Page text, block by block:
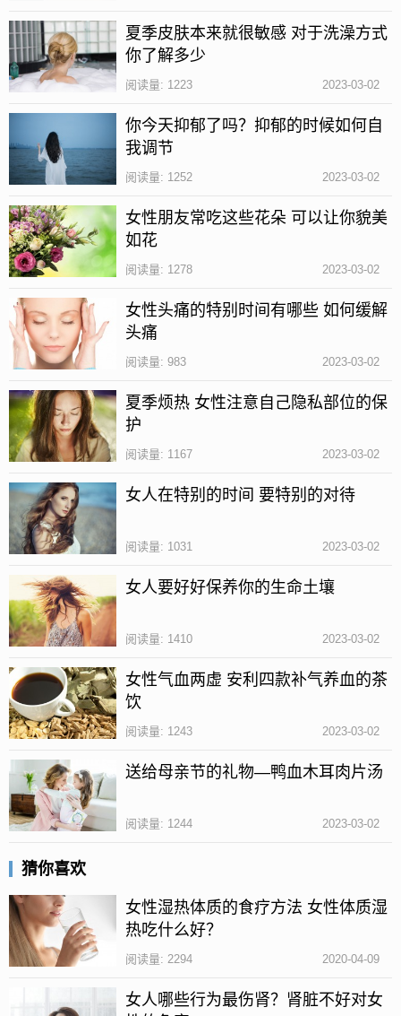
2、赤小豆
赤小豆不仅是一种营养食材，还是一种中药材，具有
食用，具有极好的保健作用。
3、薏米
薏米是我们都非常熟悉的除湿的食材，适用于湿热体
质、水肿、以及风湿病患者食用，具有极好的利水除
湿、健脾的作用。
女性湿热体质不适合吃什么?
1、不宜吃甜食
湿热体质的人群应该少吃甜食，甜食对于女性来说不
康，所以大家在日常生活中要少吃档案、点心、饮料
等甜食。
很多人都喜欢喝酒，但是喝酒对于湿热体质的人群来
说是大忌，湿热体质的人喝酒会加重体质的湿热问
题，对于身体健康不利。
为什么会导致湿热体质?
1、生活环境导致
很多生活在潮湿、湿热、或者闷热以及常有雨水的地
的人群。
夏季皮肤本来就很敏感 对于洗澡方式
你了解多少
2023-03-02
阅读量: 1223
你今天抑郁了吗？抑郁的时候如何自
我调节
2023-03-02
阅读量: 1252
女性朋友常吃这些花朵 可以让你貌美
如花
2023-03-02
阅读量: 1278
女性头痛的特别时间有哪些 如何缓解
头痛
2023-03-02
阅读量: 983
夏季烦热 女性注意自己隐私部位的保
护
2023-03-02
阅读量: 1167
女人在特别的时间 要特别的对待
2023-03-02
阅读量: 1031
女人要好好保养你的生命土壤
2023-03-02
阅读量: 1410
女性气血两虚 安利四款补气养血的茶
饮
2023-03-02
阅读量: 1243
送给母亲节的礼物—鸭血木耳肉片汤
2023-03-02
阅读量: 1244
猜你喜欢
女性湿热体质的食疗方法 女性体质湿
热吃什么好？
2020-04-09
阅读量: 2294
女人哪些行为最伤肾？肾脏不好对女